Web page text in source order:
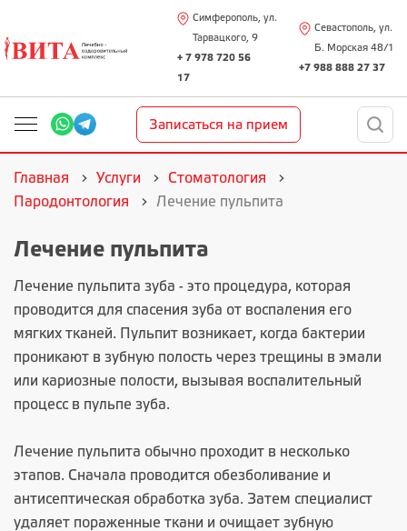
Симферополь, ул.
Тарвацкого, 9
+ 7 978 720 56
17
Севастополь, ул.
Б. Морская 48/1
+7 988 888 27 37
Записаться на прием
Главная Услуги
Стоматология
Пародонтология
Лечение пульпита
Лечение пульпита
Лечение пульпита зуба - это процедура, которая
проводится для спасения зуба от воспаления его
мягких тканей. Пульпит возникает, когда бактерии
проникают в зубную полость через трещины в эмали
или кариозные полости, вызывая воспалительный
процесс в пульпе зуба.
Лечение пульпита обычно проходит в несколько
этапов. Сначала проводится обезболивание и
антисептическая обработка зуба. Затем специалист
удаляет пораженные ткани и очищает зубную